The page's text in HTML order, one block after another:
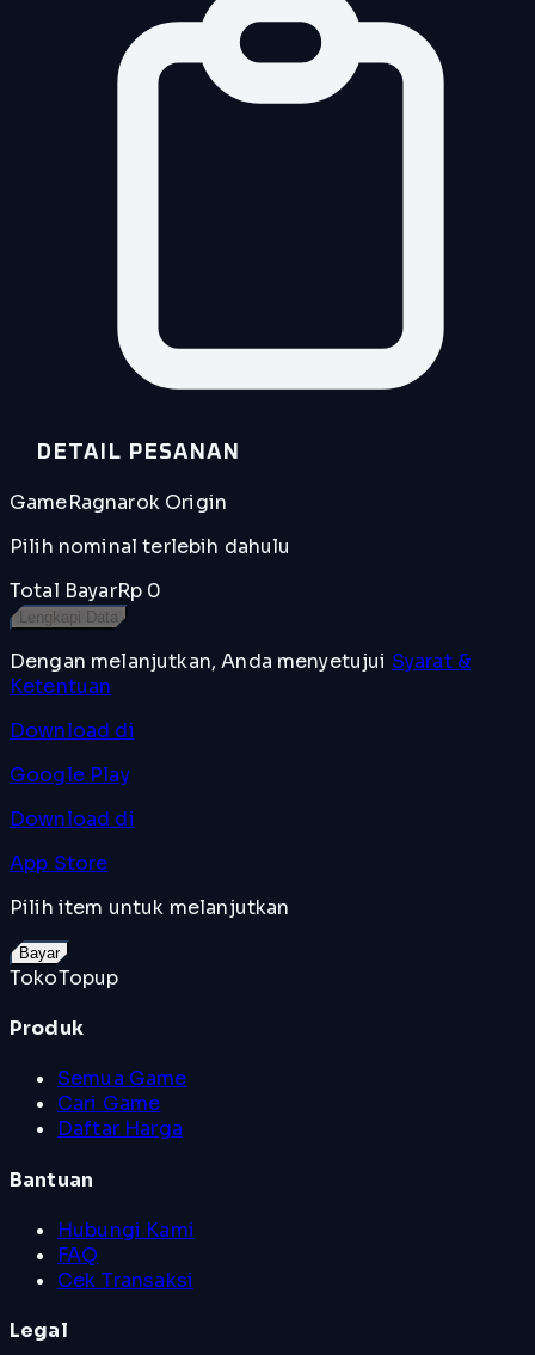
DETAIL PESANAN
GameRagnarok Origin
Pilih nominal terlebih dahulu
Total BayarRp 0
Lengkapi Data
Dengan melanjutkan, Anda menyetujui Syarat &
Ketentuan
Download di
Google Play
Download di
App Store
Pilih item untuk melanjutkan
Bayar
TokoTopup
Produk
Semua Game
Cari Game
Daftar Harga
Bantuan
Hubungi Kami
FAQ
Cek Transaksi
Legal